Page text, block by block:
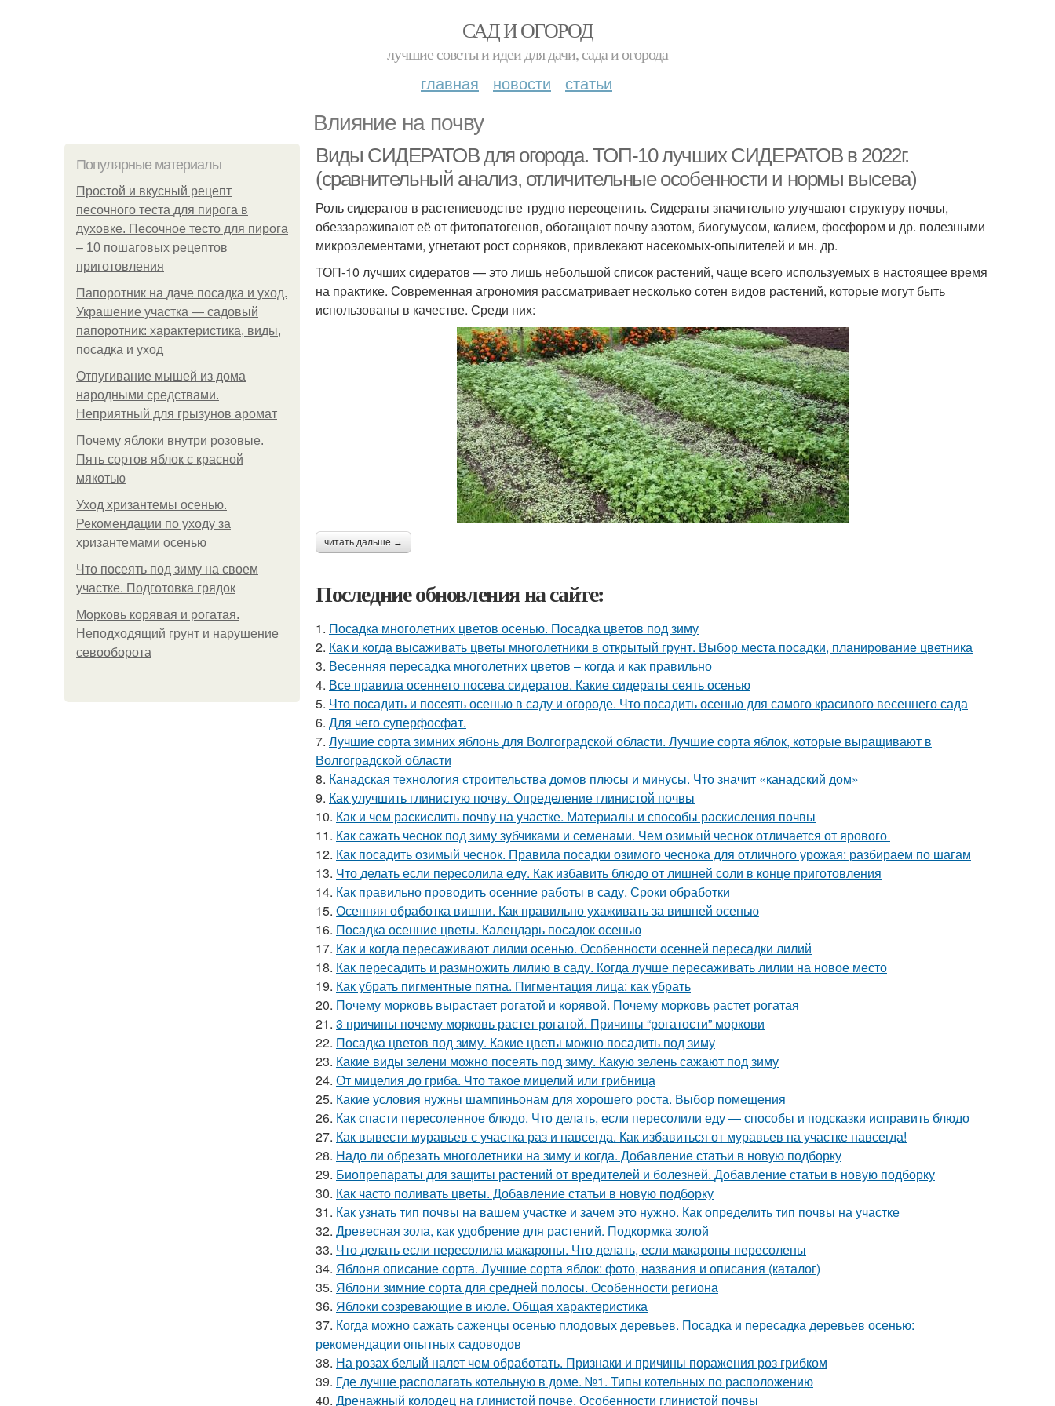
САД И ОГОРОД
лучшие советы и идеи для дачи, сада и огорода
главная новости статьи
Влияние на почву
Популярные материалы
Простой и вкусный рецепт
песочного теста для пирога в
духовке. Песочное тесто для пирога
– 10 пошаговых рецептов
приготовления
Папоротник на даче посадка и уход.
Украшение участка — садовый
папоротник: характеристика, виды,
посадка и уход
Отпугивание мышей из дома
народными средствами.
Неприятный для грызунов аромат
Почему яблоки внутри розовые.
Пять сортов яблок с красной
мякотью
Уход хризантемы осенью.
Рекомендации по уходу за
хризантемами осенью
Что посеять под зиму на своем
участке. Подготовка грядок
Морковь корявая и рогатая.
Неподходящий грунт и нарушение
севооборота
Виды СИДЕРАТОВ для огорода. ТОП-10 лучших СИДЕРАТОВ в 2022г.
(сравнительный анализ, отличительные особенности и нормы высева)
Роль сидератов в растениеводстве трудно переоценить. Сидераты значительно улучшают структуру почвы,
обеззараживают её от фитопатогенов, обогащают почву азотом, биогумусом, калием, фосфором и др. полезными
микроэлементами, угнетают рост сорняков, привлекают насекомых-опылителей и мн. др.
ТОП-10 лучших сидератов — это лишь небольшой список растений, чаще всего используемых в настоящее время
на практике. Современная агрономия рассматривает несколько сотен видов растений, которые могут быть
использованы в качестве. Среди них:
читать дальше →
Последние обновления на сайте:
1. Посадка многолетних цветов осенью. Посадка цветов под зиму
2. Как и когда высаживать цветы многолетники в открытый грунт. Выбор места посадки, планирование цветника
3. Весенняя пересадка многолетних цветов – когда и как правильно
4. Все правила осеннего посева сидератов. Какие сидераты сеять осенью
5. Что посадить и посеять осенью в саду и огороде. Что посадить осенью для самого красивого весеннего сада
6. Для чего суперфосфат.
7. Лучшие сорта зимних яблонь для Волгоградской области. Лучшие сорта яблок, которые выращивают в
Волгоградской области
8. Канадская технология строительства домов плюсы и минусы. Что значит «канадский дом»
9. Как улучшить глинистую почву. Определение глинистой почвы
10. Как и чем раскислить почву на участке. Материалы и способы раскисления почвы
11. Как сажать чеснок под зиму зубчиками и семенами. Чем озимый чеснок отличается от ярового
12. Как посадить озимый чеснок. Правила посадки озимого чеснока для отличного урожая: разбираем по шагам
13. Что делать если пересолила еду. Как избавить блюдо от лишней соли в конце приготовления
14. Как правильно проводить осенние работы в саду. Сроки обработки
15. Осенняя обработка вишни. Как правильно ухаживать за вишней осенью
16. Посадка осенние цветы. Календарь посадок осенью
17. Как и когда пересаживают лилии осенью. Особенности осенней пересадки лилий
18. Как пересадить и размножить лилию в саду. Когда лучше пересаживать лилии на новое место
19. Как убрать пигментные пятна. Пигментация лица: как убрать
20. Почему морковь вырастает рогатой и корявой. Почему морковь растет рогатая
21. 3 причины почему морковь растет рогатой. Причины “рогатости” моркови
22. Посадка цветов под зиму. Какие цветы можно посадить под зиму
23. Какие виды зелени можно посеять под зиму. Какую зелень сажают под зиму
24. От мицелия до гриба. Что такое мицелий или грибница
25. Какие условия нужны шампиньонам для хорошего роста. Выбор помещения
26. Как спасти пересоленное блюдо. Что делать, если пересолили еду — способы и подсказки исправить блюдо
27. Как вывести муравьев с участка раз и навсегда. Как избавиться от муравьев на участке навсегда!
28. Надо ли обрезать многолетники на зиму и когда. Добавление статьи в новую подборку
29. Биопрепараты для защиты растений от вредителей и болезней. Добавление статьи в новую подборку
30. Как часто поливать цветы. Добавление статьи в новую подборку
31. Как узнать тип почвы на вашем участке и зачем это нужно. Как определить тип почвы на участке
32. Древесная зола, как удобрение для растений. Подкормка золой
33. Что делать если пересолила макароны. Что делать, если макароны пересолены
34. Яблоня описание сорта. Лучшие сорта яблок: фото, названия и описания (каталог)
35. Яблони зимние сорта для средней полосы. Особенности региона
36. Яблоки созревающие в июле. Общая характеристика
37. Когда можно сажать саженцы осенью плодовых деревьев. Посадка и пересадка деревьев осенью:
рекомендации опытных садоводов
38. На розах белый налет чем обработать. Признаки и причины поражения роз грибком
39. Где лучше располагать котельную в доме. №1. Типы котельных по расположению
40. Дренажный колодец на глинистой почве. Особенности глинистой почвы